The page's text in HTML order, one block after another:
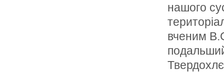
нашого
вченим